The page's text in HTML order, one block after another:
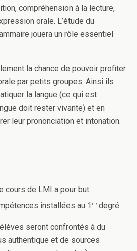
compréhension à la lecture,
orale. L’étude du
jouera un rôle essentiel
la chance de pouvoir profiter
par petits groupes. Ainsi ils
la langue (ce qui est
doit rester vivante) et en
leur prononciation et intonation.
cours de LMI a pour but
installées au 1 er degré.
seront confrontés à du
authentique et de sources